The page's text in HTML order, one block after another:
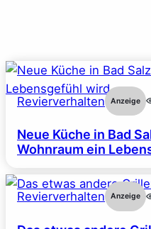
Revierverhalten Anzeige
Neue Küche in Bad
Wohnraum ein
Revierverhalten Anzeige